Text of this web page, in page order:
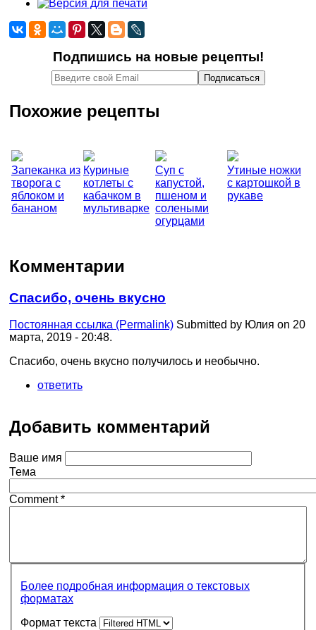
Подпишись на новые рецепты!
Похожие рецепты
Запеканка из
творога с
яблоком и
бананом
Куриные
котлеты с
кабачком в
мультиварке
Суп с
капустой,
пшеном и
солеными
огурцами
Утиные ножки
с картошкой в
рукаве
Комментарии
Спасибо, очень вкусно
Постоянная ссылка (Permalink) Submitted by Юлия on 20
марта, 2019 - 20:48.
Спасибо, очень вкусно получилось и необычно.
ответить
Добавить комментарий
Ваше имя
Тема
Comment*
Более подробная информация о текстовых
форматах
Формат текста